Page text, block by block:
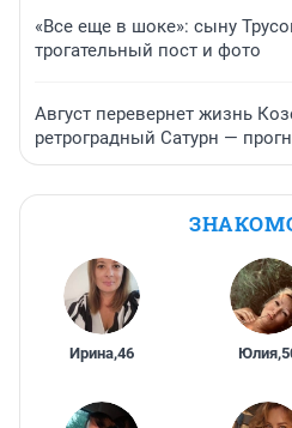
«Все еще в шоке»: сыну
трогательный пост и фото
Август перевернет жизнь
ретроградный Сатурн —
Ирина,46 Юлия,